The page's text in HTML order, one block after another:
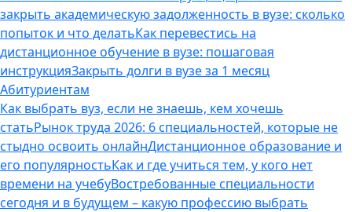
закрыть академическую задолженность в вузе: сколько
попыток и что делатьКак перевестись на
дистанционное обучение в вузе: пошаговая
инструкцияЗакрыть долги в вузе за 1 месяц
Абитуриентам
Как выбрать вуз, если не знаешь, кем хочешь
статьРынок труда 2026: 6 специальностей, которые не
стыдно освоить онлайнДистанционное образование и
его популярностьКак и где учиться тем, у кого нет
времени на учебуВостребованные специальности
сегодня и в будущем – какую профессию выбрать